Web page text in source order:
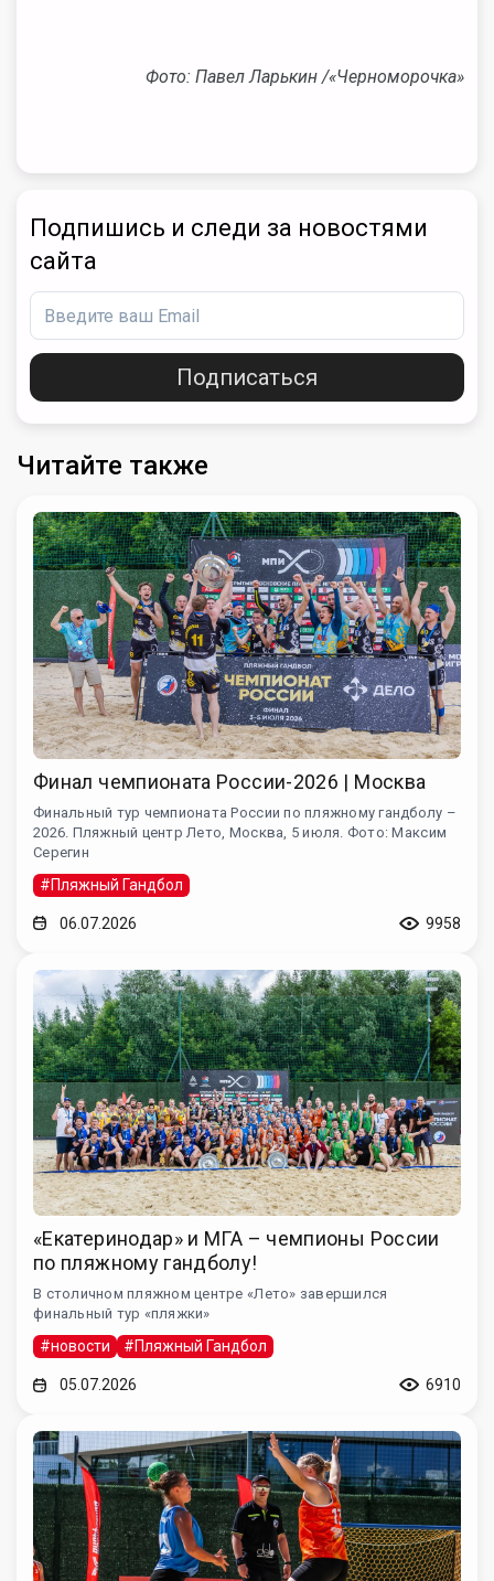
Фото: Павел Ларькин /«Черноморочка»
Подпишись и следи за новостями
сайта
Подписаться
Читайте также
Финал чемпионата России-2026 | Москва
Финальный тур чемпионата России по пляжному гандболу –
2026. Пляжный центр Лето, Москва, 5 июля. Фото: Максим
Серегин
#Пляжный Гандбол
06.07.2026 9958
«Екатеринодар» и МГА – чемпионы России
по пляжному гандболу!
В столичном пляжном центре «Лето» завершился
финальный тур «пляжки»
#новости #Пляжный Гандбол
05.07.2026 6910